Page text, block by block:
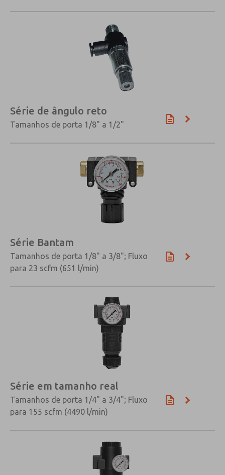
Série de ângulo reto
Tamanhos de porta 1/8" a 1/2"
Série Bantam
Tamanhos de porta 1/8" a 3/8"; Fluxo
para 23 scfm (651 l/min)
Série em tamanho real
Tamanhos de porta 1/4" a 3/4"; Fluxo
para 155 scfm (4490 l/min)